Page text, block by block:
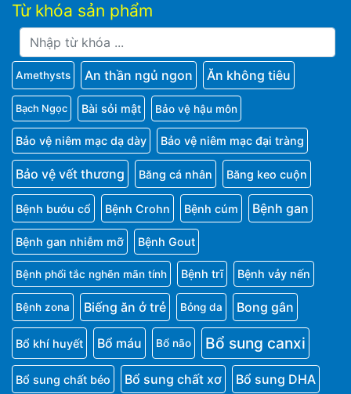
Từ khóa sản phẩm
Amethysts An thần ngủ ngon Ăn không tiêu
Bạch Ngọc Bài sỏi mật Bảo vệ hậu môn
Bảo vệ niêm mạc dạ dày Bảo vệ niêm mạc đại tràng
Bảo vệ vết thương Băng cá nhân Băng keo cuộn
Bệnh bướu cổ Bệnh Crohn Bệnh cúm Bệnh gan
Bệnh gan nhiễm mỡ Bệnh Gout
Bệnh phổi tắc nghẽn mãn tính Bệnh trĩ Bệnh vảy nến
Bệnh zona Biếng ăn ở trẻ Bỏng da Bong gân
Bổ khí huyết Bổ máu Bổ não Bổ sung canxi
Bổ sung chất béo Bổ sung chất xơ Bổ sung DHA